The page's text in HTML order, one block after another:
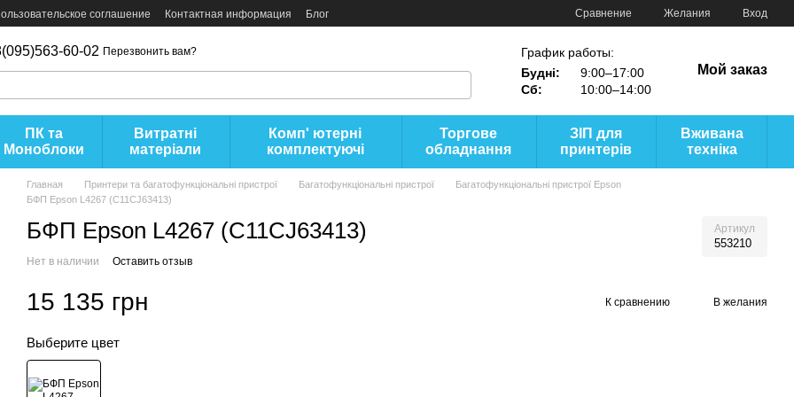
соглашение Контактная информация Блог Сравнение Желания Вход
60-02 Перезвонить вам?
График работы:
Будні:
9:00–17:00
Сб:
10:00–14:00
Мой заказ
ПК та
Моноблоки
Витратні
матеріали
Комп' ютерні
комплектуючі
Торгове
обладнання
ЗІП для
принтерів
Вживана
техніка
Главная Принтери та багатофункціональні пристрої Багатофункціональні пристрої
Багатофункціональні пристрої Epson
БФП Epson L4267 (C11CJ63413)
БФП Epson L4267 (C11CJ63413) Артикул
553210
Нет в наличии Оставить отзыв
15 135 грн К сравнению В желания
Выберите цвет